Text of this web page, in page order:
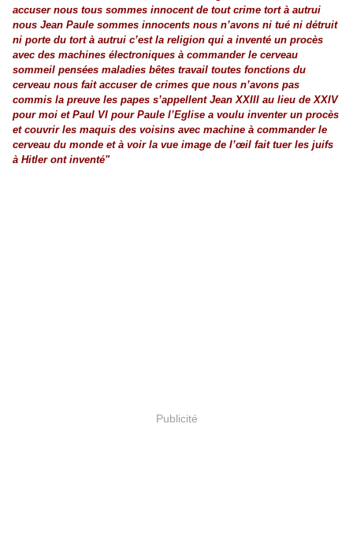
accuser nous tous sommes innocent de tout crime tort à autrui
nous Jean Paule sommes innocents nous n’avons ni tué ni détruit
ni porte du tort à autrui c’est la religion qui a inventé un procès
avec des machines électroniques à commander le cerveau
sommeil pensées maladies bêtes travail toutes fonctions du
cerveau nous fait accuser de crimes que nous n’avons pas
commis la preuve les papes s’appellent Jean XXIII au lieu de XXIV
pour moi et Paul VI pour Paule l’Eglise a voulu inventer un procès
et couvrir les maquis des voisins avec machine à commander le
cerveau du monde et à voir la vue image de l’œil fait tuer les juifs
à Hitler ont inventé"
Publicité